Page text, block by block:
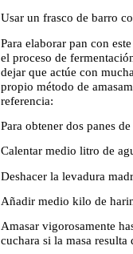
Usar un frasco de barro
Para elaborar pan con
el proceso de
dejar que actúe con
propio método de
referencia:
Para obtener dos panes
Calentar medio litro de
Deshacer la levadura
Añadir medio kilo de
Amasar vigorosamente
cuchara si la masa resulta